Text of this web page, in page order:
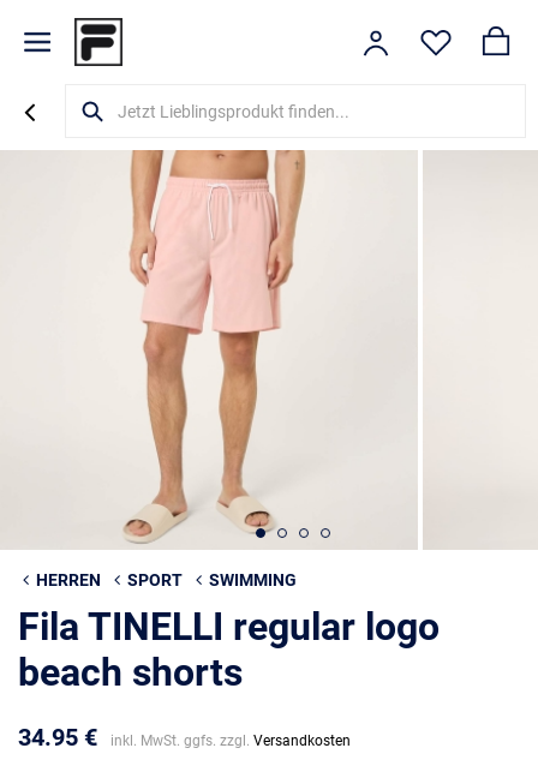
HERREN SPORT SWIMMING
Fila TINELLI regular logo
beach shorts
34.95 € inkl. MwSt. ggfs. zzgl. Versandkosten